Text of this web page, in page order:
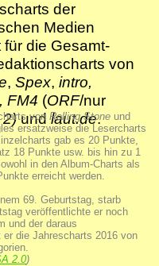
der
Medien
die Gesamt-
von
, Spex, intro,
, FM4 (ORF/nur
2)und laut.de.
von Rolling Stone und
ersatzweise die Lesercharts
gab es 20 Punkte,
18 Punkte usw. bis hin zu 1
in den Album-Charts als
erreicht werden.
69. Geburtstag, starb
veröffentlichte er noch
und der daraus
die Jahrescharts 2016 von
2.0)